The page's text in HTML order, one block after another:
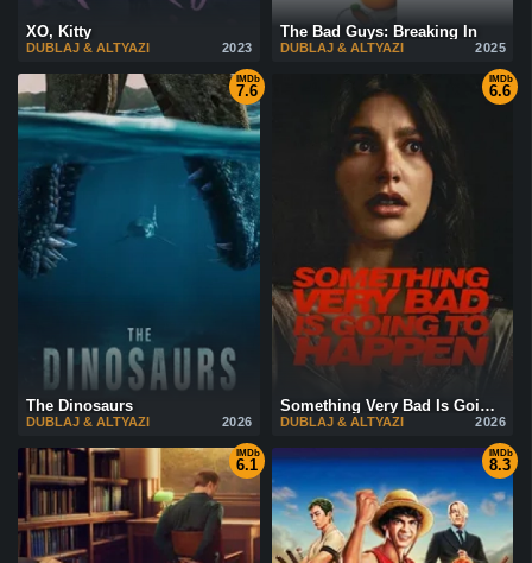
XO, Kitty
2023
DUBLAJ & ALTYAZI
The Bad Guys: Breaking In
2025
DUBLAJ & ALTYAZI
IMDb
7.6
The Dinosaurs
2026
DUBLAJ & ALTYAZI
IMDb
6.6
Something Very Bad Is Going to Happen
2026
DUBLAJ & ALTYAZI
IMDb
6.1
IMDb
8.3